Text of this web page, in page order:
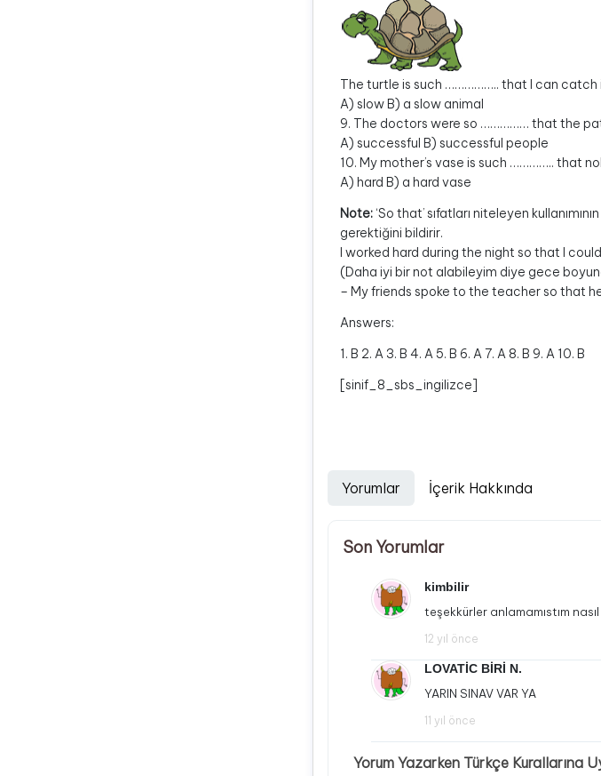
The turtle is such …………….. that I can catch
A) slow B) a slow animal
9. The doctors were so …………… that the
A) successful B) successful people
10. My mother’s vase is such ………….. that
A) hard B) a hard vase
Note: ‘So that’ sıfatları niteleyen
gerektiğini bildirir.
I worked hard during the night so that I
(Daha iyi bir not alabileyim diye gece
– My friends spoke to the teacher so that
Answers:
1. B 2. A 3. B 4. A 5. B 6. A 7. A 8. B 9. A 10. B
[sinif_8_sbs_ingilizce]
Yorumlar İçerik Hakkında
Son Yorumlar
kimbilir
teşekkürler anlamamıstım
12 yıl önce
LOVATİC BİRİ N.
YARIN SINAV VAR YA
11 yıl önce
Yorum Yazarken Türkçe Kurallarına